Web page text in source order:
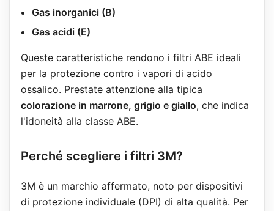
Gas inorganici (B)
Gas acidi (E)
Queste caratteristiche rendono i filtri ABE ideali
per la protezione contro i vapori di acido
ossalico. Prestate attenzione alla tipica
colorazione in marrone, grigio e giallo, che indica
l'idoneità alla classe ABE.
Perché scegliere i filtri 3M?
3M è un marchio affermato, noto per dispositivi
di protezione individuale (DPI) di alta qualità. Per